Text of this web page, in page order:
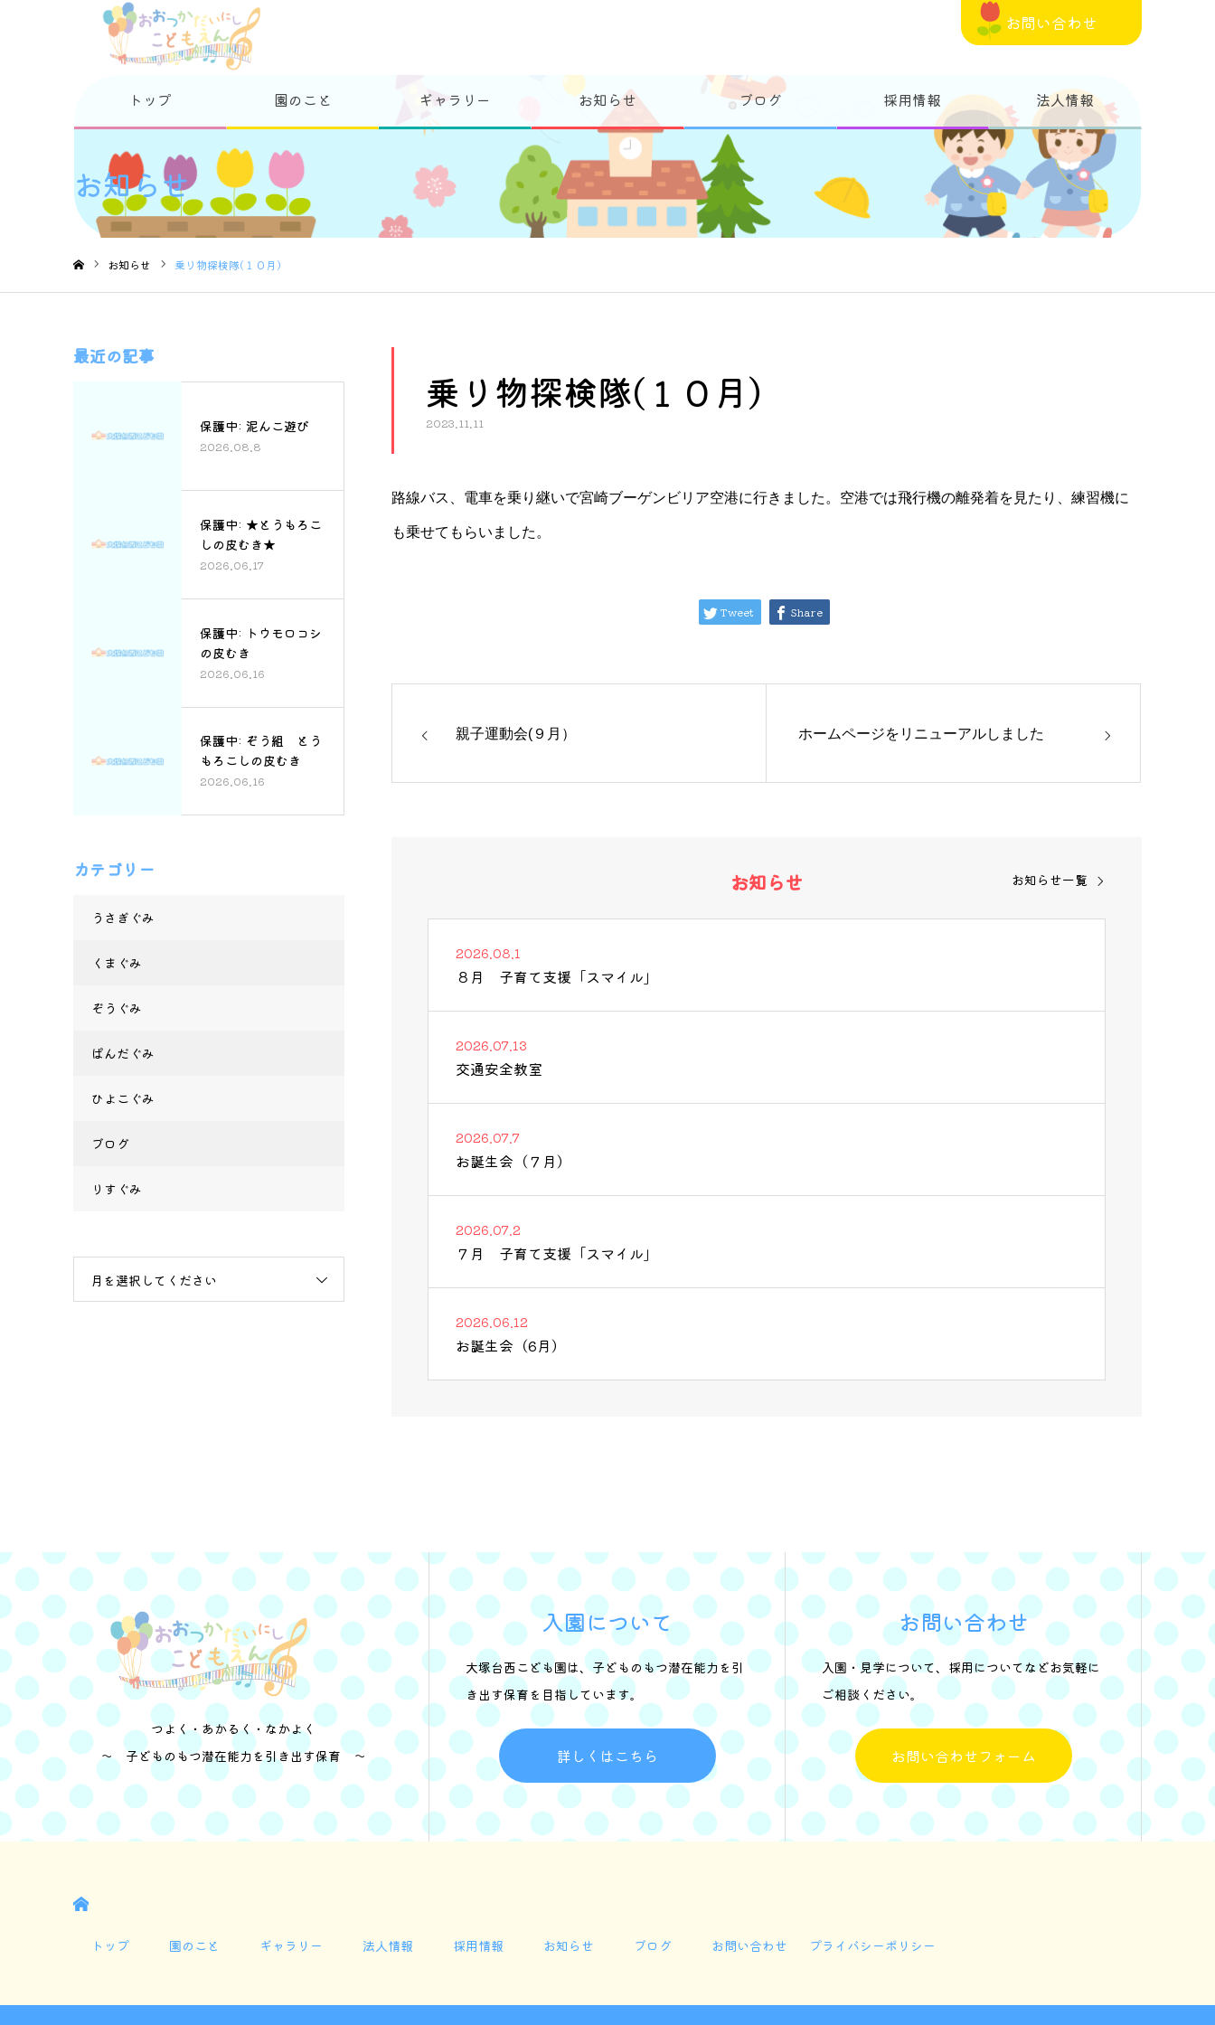
お問い合わせ
トップ 園のこと ギャラリー お知らせ ブログ 採用情報 法人情報
お知らせ
お知らせ 乗り物探検隊(１０月）
乗り物探検隊(１０月）
2023.11.11
路線バス、電車を乗り継いで宮崎ブーゲンビリア空港に行きました。空港では飛行機の離発着を見たり、練習機に
も乗せてもらいました。
Tweet Share
親子運動会(９月） ホームページをリニューアルしました
お知らせ
2026.08.1
８月 子育て支援「スマイル」
2026.07.13
交通安全教室
2026.07.7
お誕生会（７月）
2026.07.2
７月 子育て支援「スマイル」
2026.06.12
お誕生会（6月）
お知らせ一覧
最近の記事
保護中: 泥んこ遊び
2026.08.8
保護中: ★とうもろこ
しの皮むき★
2026.06.17
保護中: トウモロコシ
の皮むき
2026.06.16
保護中: ぞう組 とう
もろこしの皮むき
2026.06.16
カテゴリー
うさぎぐみ
くまぐみ
ぞうぐみ
ぱんだぐみ
ひよこぐみ
ブログ
りすぐみ
月を選択してください
つよく・あかるく・なかよく
～ 子どものもつ潜在能力を引き出す保育 ～
入園について
大塚台西こども園は、子どものもつ潜在能力を引
き出す保育を目指しています。
詳しくはこちら
お問い合わせ
入園・見学について、採用についてなどお気軽に
ご相談ください。
お問い合わせフォーム
トップ 園のこと ギャラリー 法人情報 採用情報 お知らせ ブログ お問い合わせ プライバシーポリシー